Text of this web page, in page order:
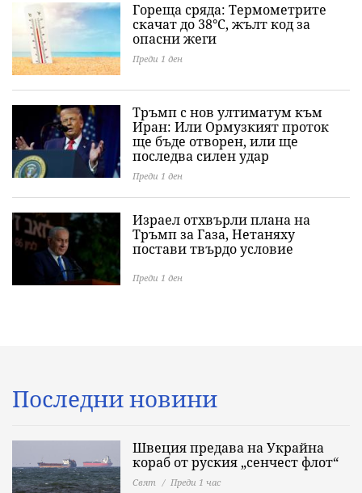
Гореща сряда: Термометрите
скачат до 38°C, жълт код за
опасни жеги
Преди 1 ден
Тръмп с нов ултиматум към
Иран: Или Ормузкият проток
ще бъде отворен, или ще
последва силен удар
Преди 1 ден
Израел отхвърли плана на
Тръмп за Газа, Нетаняху
постави твърдо условие
Преди 1 ден
Последни новини
Швеция предава на Украйна
кораб от руския „сенчест флот“
Свят Преди 1 час